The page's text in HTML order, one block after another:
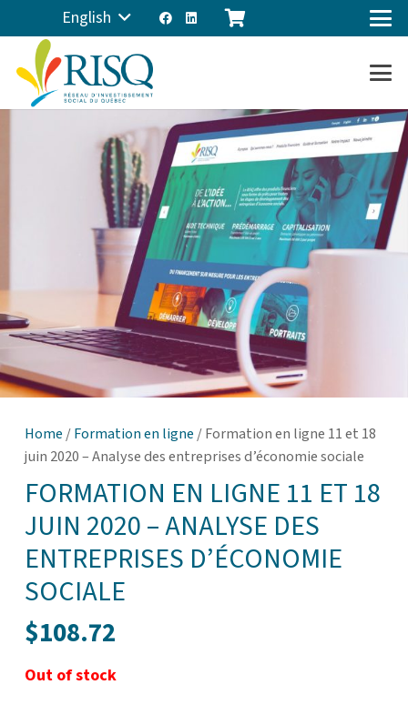
English
Home /Formation en ligne / Formation en ligne 11 et 18
juin 2020 – Analyse des entreprises d’économie sociale
FORMATION EN LIGNE 11 ET 18
JUIN 2020 – ANALYSE DES
ENTREPRISES D’ÉCONOMIE
SOCIALE
$108.72
Out of stock